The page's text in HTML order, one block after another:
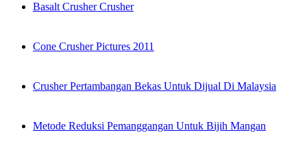
Basalt Crusher Crusher
Cone Crusher Pictures 2011
Crusher Pertambangan Bekas Untuk Dijual Di Malaysia
Metode Reduksi Pemanggangan Untuk Bijih Mangan